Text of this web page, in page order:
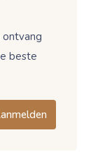
ontvang
beste